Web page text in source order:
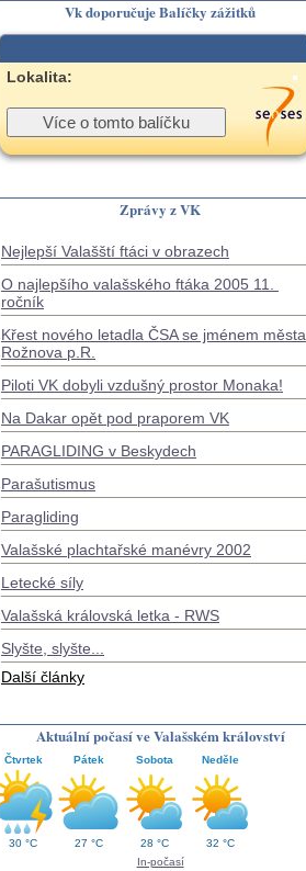
Vk doporučuje Balíčky zážitků
Lokalita:
Zprávy z VK
Nejlepší Valašští ftáci v obrazech
O najlepšího valašského ftáka 2005 11.
ročník
Křest nového letadla ČSA se jménem města
Rožnova p.R.
Piloti VK dobyli vzdušný prostor Monaka!
Na Dakar opět pod praporem VK
PARAGLIDING v Beskydech
Parašutismus
Paragliding
Valašské plachtařské manévry 2002
Letecké síly
Valašská královská letka - RWS
Slyšte, slyšte...
Další články
Aktuální počasí ve Valašském království
Čtvrtek
30 °C
Pátek
27 °C
Sobota
28 °C
Neděle
32 °C
In-počasí